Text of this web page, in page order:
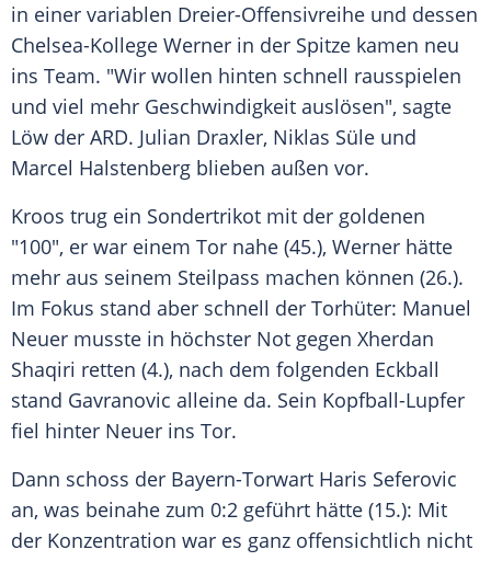
in einer variablen Dreier-Offensivreihe und dessen
Chelsea-Kollege Werner in der Spitze kamen neu
ins Team. "Wir wollen hinten schnell rausspielen
und viel mehr Geschwindigkeit auslösen", sagte
Löw der ARD. Julian Draxler, Niklas Süle und
Marcel Halstenberg blieben außen vor.
Kroos trug ein Sondertrikot mit der goldenen
"100", er war einem Tor nahe (45.), Werner hätte
mehr aus seinem Steilpass machen können (26.).
Im Fokus stand aber schnell der Torhüter: Manuel
Neuer musste in höchster Not gegen Xherdan
Shaqiri retten (4.), nach dem folgenden Eckball
stand Gavranovic alleine da. Sein Kopfball-Lupfer
fiel hinter Neuer ins Tor.
Dann schoss der Bayern-Torwart Haris Seferovic
an, was beinahe zum 0:2 geführt hätte (15.): Mit
der Konzentration war es ganz offensichtlich nicht